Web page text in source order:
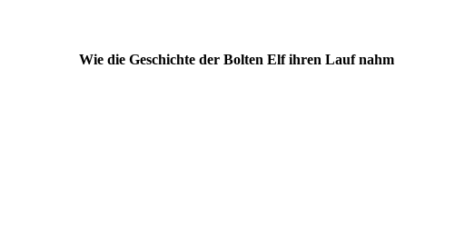
Wie die Geschichte der Bolten Elf ihren Lauf nahm